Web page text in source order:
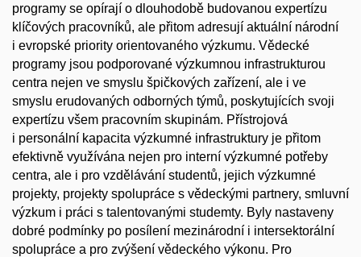
programy se opírají o dlouhodobě budovanou expertízu
klíčových pracovníků, ale přitom adresují aktuální národní
i evropské priority orientovaného výzkumu. Vědecké
programy jsou podporované výzkumnou infrastrukturou
centra nejen ve smyslu špičkových zařízení, ale i ve
smyslu erudovaných odborných týmů, poskytujících svoji
expertízu všem pracovním skupinám. Přístrojová
i personální kapacita výzkumné infrastruktury je přitom
efektivně využívána nejen pro interní výzkumné potřeby
centra, ale i pro vzdělávání studentů, jejich výzkumné
projekty, projekty spolupráce s vědeckými partnery, smluvní
výzkum i práci s talentovanými studemty. Byly nastaveny
dobré podmínky po posílení mezinárodní i intersektorální
spolupráce a pro zvýšení vědeckého výkonu. Pro